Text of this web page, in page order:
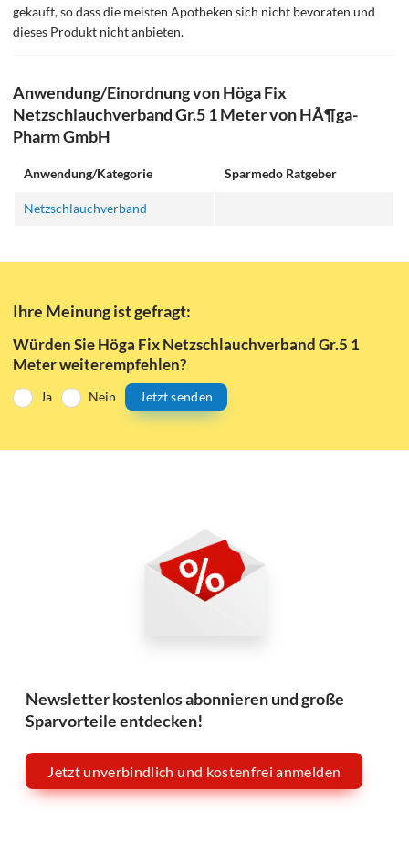
gekauft, so dass die meisten Apotheken sich nicht bevoraten und
dieses Produkt nicht anbieten.
Anwendung/Einordnung von Höga Fix
Netzschlauchverband Gr.5 1 Meter von HÃ¶ga-
Pharm GmbH
Anwendung/Kategorie Sparmedo Ratgeber
Netzschlauchverband
Ihre Meinung ist gefragt:
Würden Sie Höga Fix Netzschlauchverband Gr.5 1
Meter weiterempfehlen?
Ja Nein Jetzt senden
Newsletter kostenlos abonnieren und große
Sparvorteile entdecken!
Jetzt unverbindlich und kostenfrei anmelden